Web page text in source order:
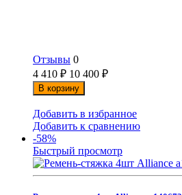
Отзывы 0
4 410 ₽ 10 400 ₽
В корзину
Добавить в избранное
Добавить к сравнению
-58%
Быстрый просмотр